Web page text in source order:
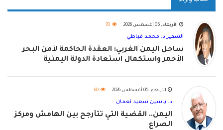
الأربعاء, 05 أغسطس 2026 70
السفير د. محمد قباطي
ساحل اليمن الغربي: العقدة الحاكمة لأمن البحر
الأحمر واستكمال استعادة الدولة اليمنية
الأربعاء, 05 أغسطس 2026 60
د. ياسين سعيد نعمان
اليمن.. القضية التي تتأرجح بين الهامش ومركز
الصراع